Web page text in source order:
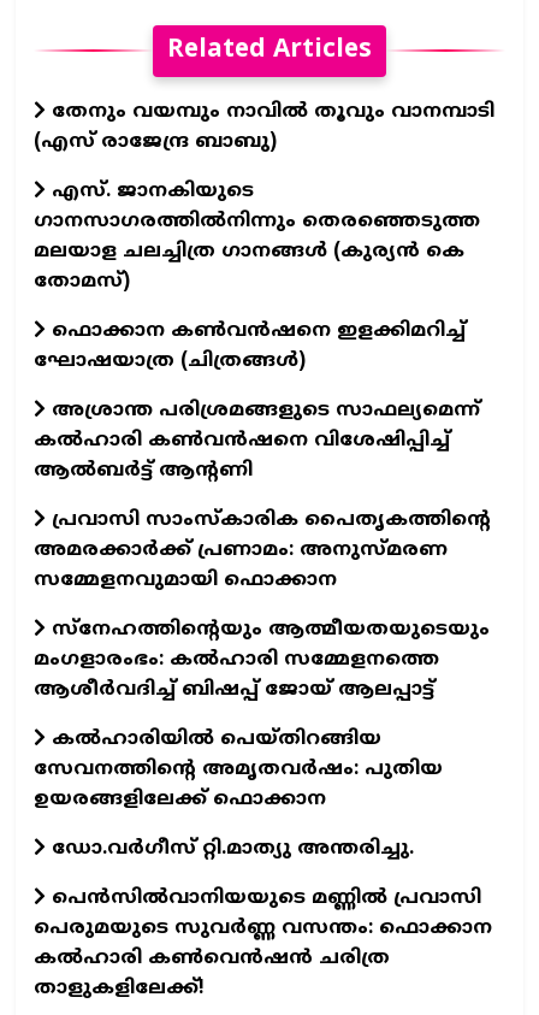
Related Articles
തേനും വയമ്പും നാവിൽ തൂവും വാനമ്പാടി
(എസ് രാജേന്ദ്ര ബാബു)
എസ്. ജാനകിയുടെ
ഗാനസാഗരത്തിൽനിന്നും തെരഞ്ഞെടുത്ത
മലയാള ചലച്ചിത്ര ഗാനങ്ങൾ (കുര്യൻ കെ
തോമസ്)
ഫൊക്കാന കണ്‍വന്‍ഷനെ ഇളക്കിമറിച്ച്
ഘോഷയാത്ര (ചിത്രങ്ങള്‍)
അശ്രാന്ത പരിശ്രമങ്ങളുടെ സാഫല്യമെന്ന്
കൽഹാരി കൺവൻഷനെ വിശേഷിപ്പിച്ച്
ആൽബർട്ട് ആന്റണി
പ്രവാസി സാംസ്കാരിക പൈതൃകത്തിന്റെ
അമരക്കാർക്ക് പ്രണാമം: അനുസ്മരണ
സമ്മേളനവുമായി ഫൊക്കാന
സ്നേഹത്തിന്റെയും ആത്മീയതയുടെയും
മംഗളാരംഭം: കൽഹാരി സമ്മേളനത്തെ
ആശീർവദിച്ച് ബിഷപ്പ് ജോയ് ആലപ്പാട്ട്
കൽഹാരിയിൽ പെയ്തിറങ്ങിയ
സേവനത്തിന്റെ അമൃതവർഷം: പുതിയ
ഉയരങ്ങളിലേക്ക് ഫൊക്കാന
ഡോ.വര്‍ഗീസ് റ്റി.മാത്യു അന്തരിച്ചു.
പെൻസിൽവാനിയയുടെ മണ്ണിൽ പ്രവാസി
പെരുമയുടെ സുവർണ്ണ വസന്തം: ഫൊക്കാന
കൽഹാരി കൺവെൻഷൻ ചരിത്ര
താളുകളിലേക്ക്!